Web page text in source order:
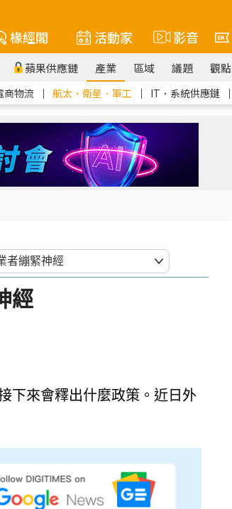
椽經閣 活動家 影音
蘋果供應鏈 產業 區域 議題 觀點
商物流 ｜ 航太．衛星．軍工 ｜ IT．系統供應鏈 ｜
經
下來會釋出什麼政策。近日外